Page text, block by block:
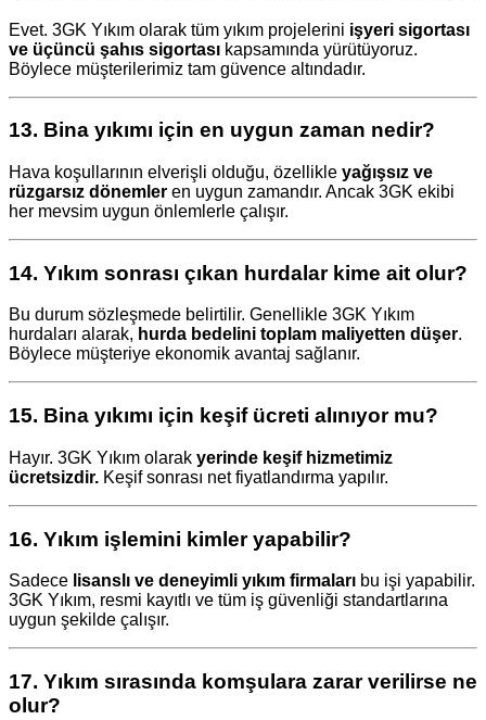
Evet. 3GK Yıkım olarak tüm yıkım projelerini işyeri sigortası
ve üçüncü şahıs sigortası kapsamında yürütüyoruz.
Böylece müşterilerimiz tam güvence altındadır.
13. Bina yıkımı için en uygun zaman nedir?
Hava koşullarının elverişli olduğu, özellikle yağışsız ve
rüzgarsız dönemler en uygun zamandır. Ancak 3GK ekibi
her mevsim uygun önlemlerle çalışır.
14. Yıkım sonrası çıkan hurdalar kime ait olur?
Bu durum sözleşmede belirtilir. Genellikle 3GK Yıkım
hurdaları alarak, hurda bedelini toplam maliyetten düşer.
Böylece müşteriye ekonomik avantaj sağlanır.
15. Bina yıkımı için keşif ücreti alınıyor mu?
Hayır. 3GK Yıkım olarak yerinde keşif hizmetimiz
ücretsizdir. Keşif sonrası net fiyatlandırma yapılır.
16. Yıkım işlemini kimler yapabilir?
Sadece lisanslı ve deneyimli yıkım firmaları bu işi yapabilir.
3GK Yıkım, resmi kayıtlı ve tüm iş güvenliği standartlarına
uygun şekilde çalışır.
17. Yıkım sırasında komşulara zarar verilirse ne
olur?